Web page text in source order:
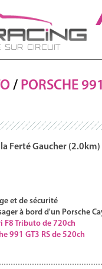
sur Circuit
/ PORSCHE
Ferté Gaucher (2.0km)
et de sécurité
à bord d'un Porsche
F8 Tributo de 720ch
991 GT3 RS de 520ch